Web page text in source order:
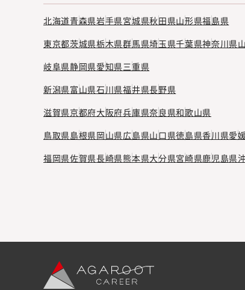
北海道青森県岩手県宮城県秋田県山形県福島県
東京都茨城県栃木県群馬県埼玉県千葉県神奈川県
岐阜県静岡県愛知県三重県
新潟県富山県石川県福井県長野県
滋賀県京都府大阪府兵庫県奈良県和歌山県
鳥取県島根県岡山県広島県山口県徳島県香川県愛
福岡県佐賀県長崎県熊本県大分県宮崎県鹿児島県